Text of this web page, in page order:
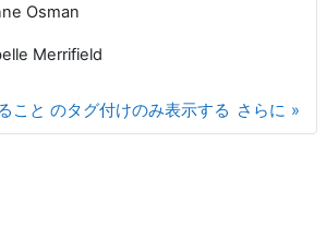
Osman
Merrifield
さらに
こと のタグ付けのみ表示する